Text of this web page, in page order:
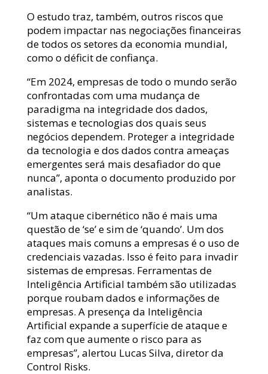
O estudo traz, também, outros riscos que
podem impactar nas negociações financeiras
de todos os setores da economia mundial,
como o déficit de confiança.
“Em 2024, empresas de todo o mundo serão
confrontadas com uma mudança de
paradigma na integridade dos dados,
sistemas e tecnologias dos quais seus
negócios dependem. Proteger a integridade
da tecnologia e dos dados contra ameaças
emergentes será mais desafiador do que
nunca”, aponta o documento produzido por
analistas.
“Um ataque cibernético não é mais uma
questão de ‘se’ e sim de ‘quando’. Um dos
ataques mais comuns a empresas é o uso de
credenciais vazadas. Isso é feito para invadir
sistemas de empresas. Ferramentas de
Inteligência Artificial também são utilizadas
porque roubam dados e informações de
empresas. A presença da Inteligência
Artificial expande a superfície de ataque e
faz com que aumente o risco para as
empresas”, alertou Lucas Silva, diretor da
Control Risks.